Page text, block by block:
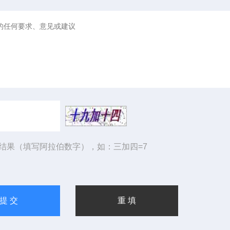
果（填写阿拉伯数字），如：三加四=7